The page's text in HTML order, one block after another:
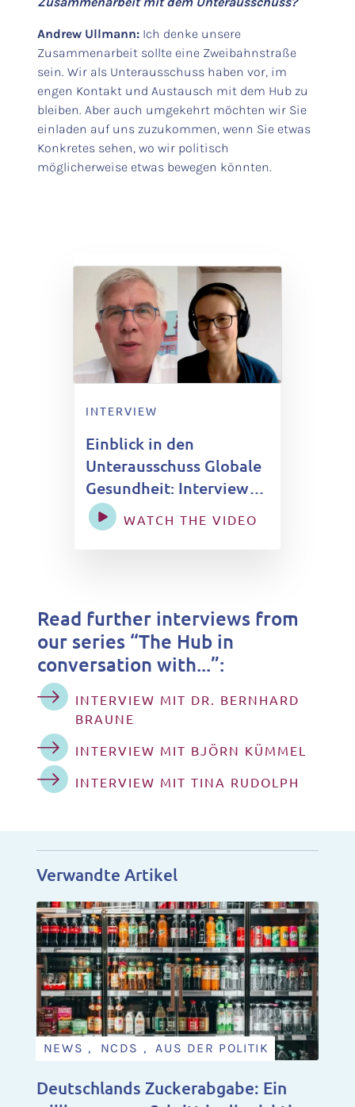
Andrew Ullmann: Ich denke unsere
Zusammenarbeit sollte eine Zweibahnstraße
sein. Wir als Unterausschuss haben vor, im
engen Kontakt und Austausch mit dem Hub zu
bleiben. Aber auch umgekehrt möchten wir Sie
einladen auf uns zuzukommen, wenn Sie etwas
Konkretes sehen, wo wir politisch
möglicherweise etwas bewegen könnten.
INTERVIEW
Einblick in den
Unterausschuss Globale
Gesundheit: Interview
mit Prof. Andrew
Ullmann
WATCH THE VIDEO
Read further interviews from
our series “The Hub in
conversation with...”:
INTERVIEW MIT DR. BERNHARD
BRAUNE
INTERVIEW MIT BJÖRN KÜMMEL
INTERVIEW MIT TINA RUDOLPH
Verwandte Artikel
NEWS , NCDS , AUS DER POLITIK
Deutschlands Zuckerabgabe: Ein